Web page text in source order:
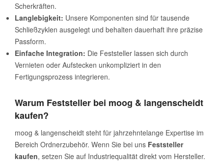
Scherkräften.
Langlebigkeit: Unsere Komponenten sind für tausende
Schließzyklen ausgelegt und behalten dauerhaft ihre präzise
Passform.
Einfache Integration: Die Feststeller lassen sich durch
Vernieten oder Aufstecken unkompliziert in den
Fertigungsprozess integrieren.
Warum Feststeller bei moog & langenscheidt
kaufen?
moog & langenscheidt steht für jahrzehntelange Expertise im
Bereich Ordnerzubehör. Wenn Sie bei uns Feststeller
kaufen, setzen Sie auf Industriequalität direkt vom Hersteller.